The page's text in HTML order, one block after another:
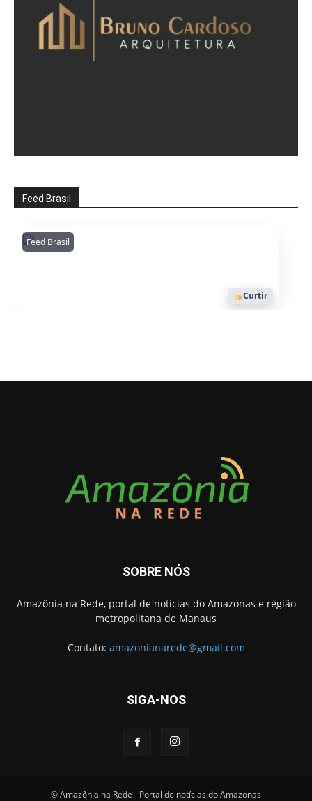
Feed Brasil
Feed BrasilAmazonianarede
1053
Curtir
SOBRE NÓS
Amazônia na Rede, portal de notícias do Amazonas e região
metropolitana de Manaus
Contato: amazonianarede@gmail.com
SIGA-NOS
© Amazônia na Rede - Portal de notícias do Amazonas